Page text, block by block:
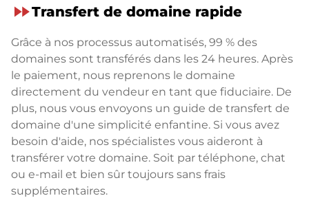
fast_forwardTransfert de domaine rapide
Grâce à nos processus automatisés, 99 % des
domaines sont transférés dans les 24 heures. Après
le paiement, nous reprenons le domaine
directement du vendeur en tant que fiduciaire. De
plus, nous vous envoyons un guide de transfert de
domaine d'une simplicité enfantine. Si vous avez
besoin d'aide, nos spécialistes vous aideront à
transférer votre domaine. Soit par téléphone, chat
ou e-mail et bien sûr toujours sans frais
supplémentaires.